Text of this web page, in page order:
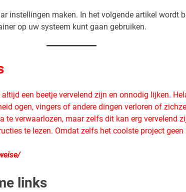
instellingen maken. In het volgende artikel wordt
op uw systeem kunt gaan gebruiken.
een beetje vervelend zijn en onnodig lijken.
ogen, vingers of andere dingen verloren of
te verwaarlozen, maar zelfs dit kan erg vervelend
te lezen. Omdat zelfs het coolste project geen
links